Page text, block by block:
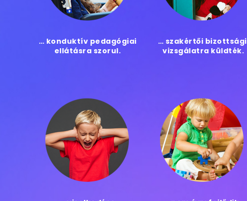
… konduktív pedagógiai
ellátásra szorul.
… szakértői bizottsági
vizsgálatra küldték.